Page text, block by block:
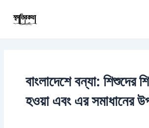
বাংলাদেশে বন্যা: শিশুদের
হওয়া এবং এর সমাধানের